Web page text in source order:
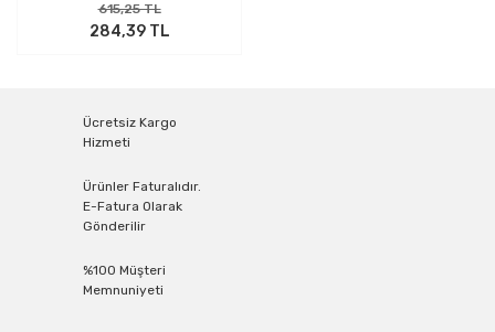
615,25 TL
284,39 TL
Ücretsiz Kargo
Hizmeti
Ürünler Faturalıdır.
E-Fatura Olarak
Gönderilir
%100 Müşteri
Memnuniyeti